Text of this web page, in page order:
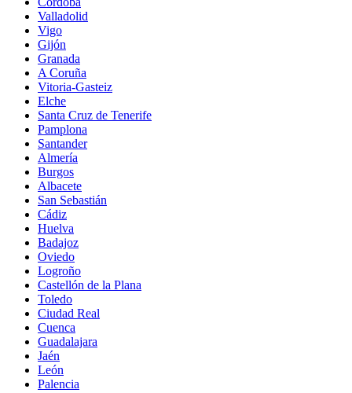
Valladolid
Vigo
Gijón
Granada
A Coruña
Vitoria-Gasteiz
Elche
Santa Cruz de Tenerife
Pamplona
Santander
Almería
Burgos
Albacete
San Sebastián
Cádiz
Huelva
Badajoz
Oviedo
Logroño
Castellón de la Plana
Toledo
Ciudad Real
Cuenca
Guadalajara
Jaén
León
Palencia